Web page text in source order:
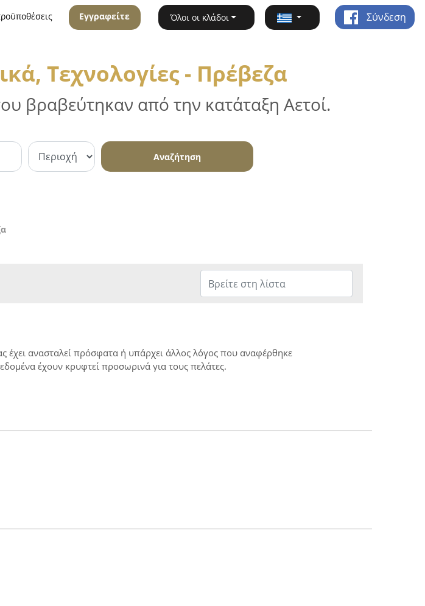
Εγγραφείτε Όλοι οι κλάδοι Σύνδεση
Τεχνολογίες - Πρέβεζα
βραβεύτηκαν από την κατάταξη Αετοί.
Αναζήτηση
έχει ανασταλεί πρόσφατα ή υπάρχει άλλος λόγος που αναφέρθηκε
έχουν κρυφτεί προσωρινά για τους πελάτες.